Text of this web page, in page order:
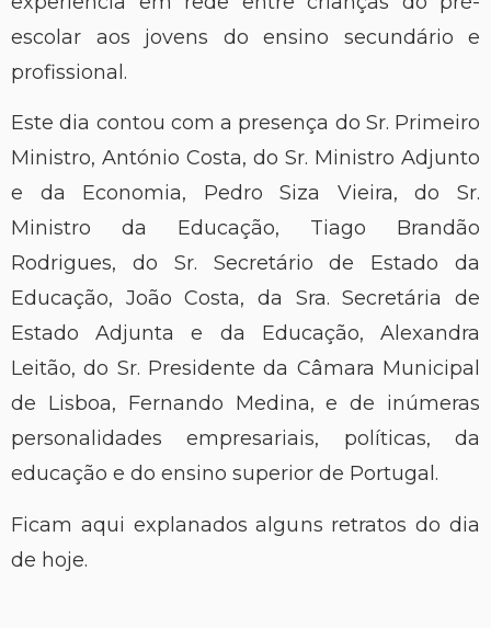
escolar aos jovens do ensino secundário e
profissional.
Este dia contou com a presença do Sr. Primeiro
Ministro, António Costa, do Sr. Ministro Adjunto
e da Economia, Pedro Siza Vieira, do Sr.
Ministro da Educação, Tiago Brandão
Rodrigues, do Sr. Secretário de Estado da
Educação, João Costa, da Sra. Secretária de
Estado Adjunta e da Educação, Alexandra
Leitão, do Sr. Presidente da Câmara Municipal
de Lisboa, Fernando Medina, e de inúmeras
personalidades empresariais, políticas, da
educação e do ensino superior de Portugal.
Ficam aqui explanados alguns retratos do dia
de hoje.